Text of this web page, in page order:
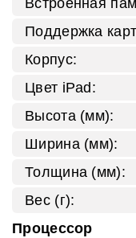
Поддержка
Корпус:
Цвет iPad:
Высота (мм):
Ширина (мм):
Толщина (мм):
Вес (г):
Процессор